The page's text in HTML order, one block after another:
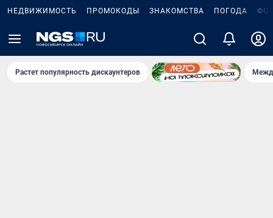
НЕДВИЖИМОСТЬ ПРОМОКОДЫ ЗНАКОМСТВА ПОГОДА
Растет популярность дискаунтеров